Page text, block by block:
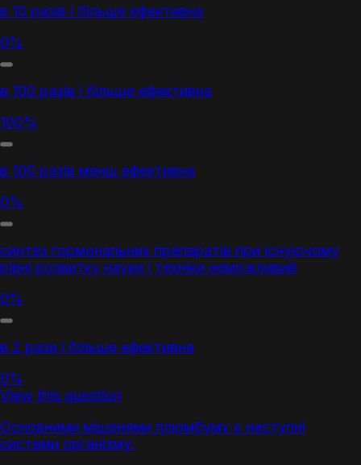
в 10 разів і більше ефективна
0%
в 100 разів і більше ефективна
100%
в 100 разів менш ефективна
0%
синтез гормональних препаратів при існуючому
рівні розвитку науки і техніки неможливий
0%
в 2 рази і більше ефективна
0%
View this question
Основними мішенями плюмбуму є наступні
системи організму: